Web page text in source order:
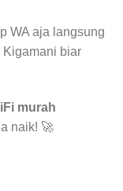
WA aja langsung
Kigamani biar
murah
naik! 🚀